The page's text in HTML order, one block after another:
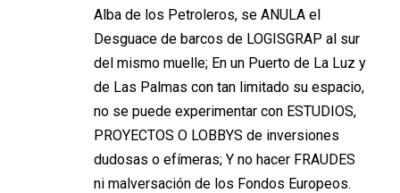
Alba de los Petroleros, se ANULA el
Desguace de barcos de LOGISGRAP al sur
del mismo muelle; En un Puerto de La Luz y
de Las Palmas con tan limitado su espacio,
no se puede experimentar con ESTUDIOS,
PROYECTOS O LOBBYS de inversiones
dudosas o efímeras; Y no hacer FRAUDES
ni malversación de los Fondos Europeos.